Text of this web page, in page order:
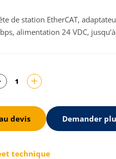
de station EtherCAT,
alimentation 24 VDC,
devis Demander
technique